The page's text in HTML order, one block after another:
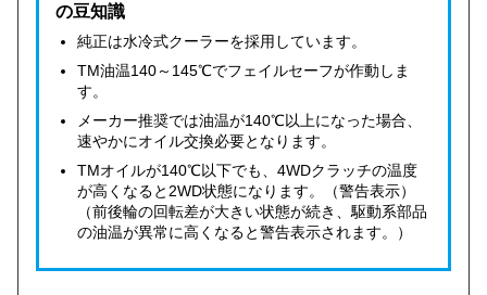
の豆知識
純正は水冷式クーラーを採用しています。
TM油温140～145℃でフェイルセーフが作動しま
す。
メーカー推奨では油温が140℃以上になった場合、
速やかにオイル交換必要となります。
TMオイルが140℃以下でも、4WDクラッチの温度
が高くなると2WD状態になります。（警告表示）
（前後輪の回転差が大きい状態が続き、駆動系部品
の油温が異常に高くなると警告表示されます。）